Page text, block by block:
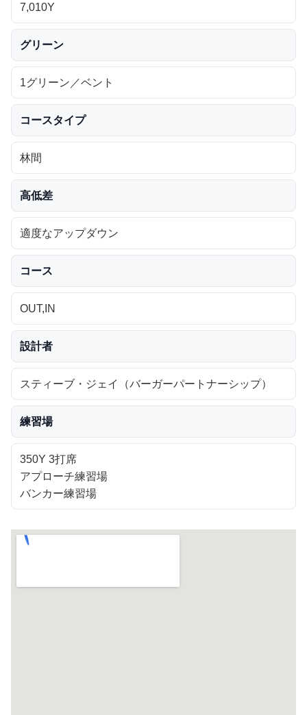
7,010Y
グリーン
1グリーン／ベント
コースタイプ
林間
高低差
適度なアップダウン
コース
OUT,IN
設計者
スティーブ・ジェイ（バーガーパートナーシップ）
練習場
350Y 3打席
アプローチ練習場
バンカー練習場